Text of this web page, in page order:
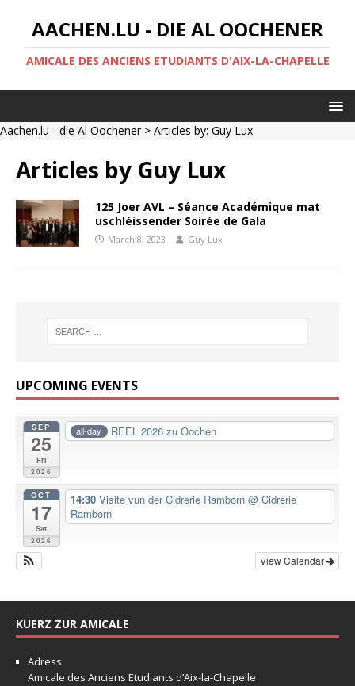
AACHEN.LU - DIE AL OOCHENER
AMICALE DES ANCIENS ETUDIANTS D'AIX-LA-CHAPELLE
Aachen.lu - die Al Oochener> Articles by: Guy Lux
Articles by Guy Lux
125 Joer AVL – Séance Académique mat
uschléissender Soirée de Gala
March 8, 2023 Guy Lux
UPCOMING EVENTS
SEP
25
Fri
2026
all-day REEL 2026 zu Oochen
OCT
17
Sat
2026
14:30 Visite vun der Cidrerie Ramborn @ Cidrerie
Ramborn
View Calendar
KUERZ ZUR AMICALE
Adress:
Amicale des Anciens Etudiants d’Aix-la-Chapelle